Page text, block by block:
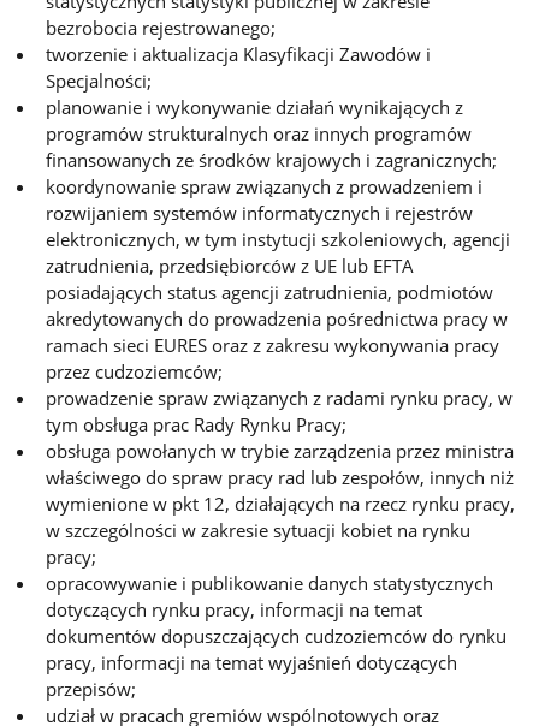
bezrobocia rejestrowanego;
tworzenie i aktualizacja Klasyfikacji Zawodów i
Specjalności;
planowanie i wykonywanie działań wynikających z
programów strukturalnych oraz innych programów
finansowanych ze środków krajowych i zagranicznych;
koordynowanie spraw związanych z prowadzeniem i
rozwijaniem systemów informatycznych i rejestrów
elektronicznych, w tym instytucji szkoleniowych, agencji
zatrudnienia, przedsiębiorców z UE lub EFTA
posiadających status agencji zatrudnienia, podmiotów
akredytowanych do prowadzenia pośrednictwa pracy w
ramach sieci EURES oraz z zakresu wykonywania pracy
przez cudzoziemców;
prowadzenie spraw związanych z radami rynku pracy, w
tym obsługa prac Rady Rynku Pracy;
obsługa powołanych w trybie zarządzenia przez ministra
właściwego do spraw pracy rad lub zespołów, innych niż
wymienione w pkt 12, działających na rzecz rynku pracy,
w szczególności w zakresie sytuacji kobiet na rynku
pracy;
opracowywanie i publikowanie danych statystycznych
dotyczących rynku pracy, informacji na temat
dokumentów dopuszczających cudzoziemców do rynku
pracy, informacji na temat wyjaśnień dotyczących
przepisów;
udział w pracach gremiów wspólnotowych oraz